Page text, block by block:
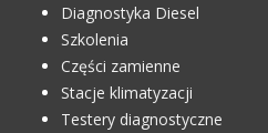
Diagnostyka Diesel
Szkolenia
Części zamienne
Stacje klimatyzacji
Testery diagnostyczne